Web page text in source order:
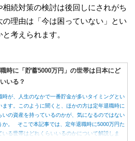
相続対策の検討は後回しにされがち
の理由は「今は困っていない」とい
考えられます。
時に「貯蓄5000万円」の世帯は日本にど
いる？
時が、人生のなかで一番貯金が多いタイミングとい
ます。このように聞くと、ほかの方は定年退職時に
いの資産を持っているのかが、気になるのではない
か。 そこで本記事では、定年退職時に5000万円た
いる世帯はどれくらいいるのかについて解説しま